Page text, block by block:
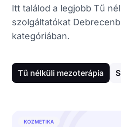
Itt találod a legjobb Tű
szolgáltatókat
kategóriában.
Tű nélküli mezoterápia
KOZMETIKA